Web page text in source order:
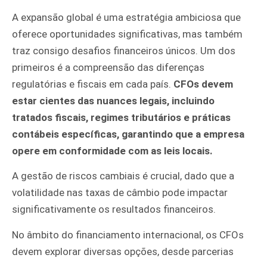
A expansão global é uma estratégia ambiciosa que
oferece oportunidades significativas, mas também
traz consigo desafios financeiros únicos. Um dos
primeiros é a compreensão das diferenças
regulatórias e fiscais em cada país. CFOs devem
estar cientes das nuances legais, incluindo
tratados fiscais, regimes tributários e práticas
contábeis específicas, garantindo que a empresa
opere em conformidade com as leis locais.
A gestão de riscos cambiais é crucial, dado que a
volatilidade nas taxas de câmbio pode impactar
significativamente os resultados financeiros.
No âmbito do financiamento internacional, os CFOs
devem explorar diversas opções, desde parcerias